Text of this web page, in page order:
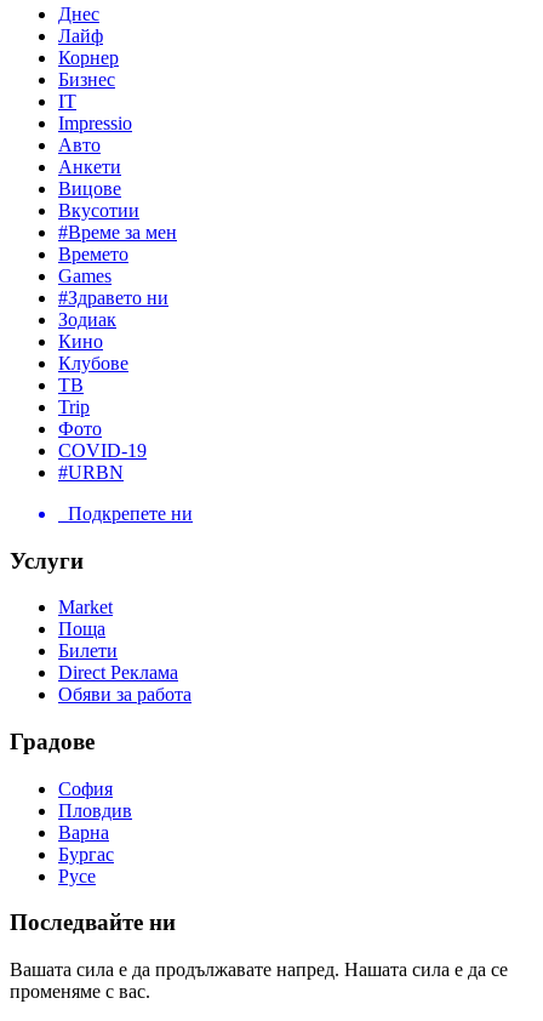
Днес
Лайф
Корнер
Бизнес
IT
Impressio
Авто
Анкети
Вицове
Вкусотии
#Време за мен
Времето
Games
#Здравето ни
Зодиак
Кино
Клубове
ТВ
Trip
Фото
COVID-19
#URBN
Подкрепете ни
Услуги
Market
Поща
Билети
Direct Реклама
Обяви за работа
Градове
София
Пловдив
Варна
Бургас
Русе
Последвайте ни
Вашата сила е да продължавате напред. Нашата сила е да се
променяме с вас.